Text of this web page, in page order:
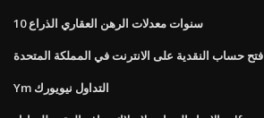
10 سنوات معدلات الرهن العقاري الذراع
فتح حساب النقدية على الانترنت في المملكة المتحدة
Ym التداول نيويورك